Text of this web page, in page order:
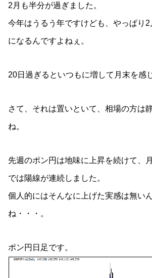
2月も半分が過ぎました。
今年はうるう年ですけども、やっぱり
になるんですよねぇ。
20日過ぎるといつもに増して月末を感
さて、それは置いといて、相場の方は
ね。
先週のポン円は地味に上昇を続けて、
では陽線が連続しました。
個人的にはそんなに上げた実感は無い
ね・・・。
ポン円日足です。